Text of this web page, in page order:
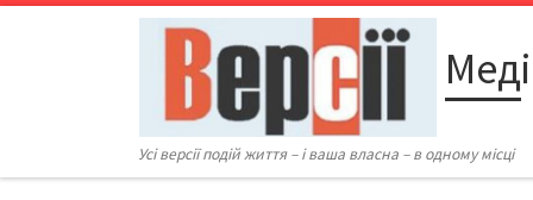
Перейти до вмісту
Усі версії подій життя – і ваша власна – в одному місці